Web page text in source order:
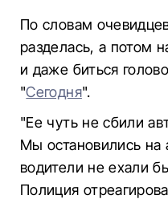
По словам
разделась, а потом
и даже биться
"Сегодня".
"Ее чуть не сбили
Мы остановились на
водители не ехали
Полиция